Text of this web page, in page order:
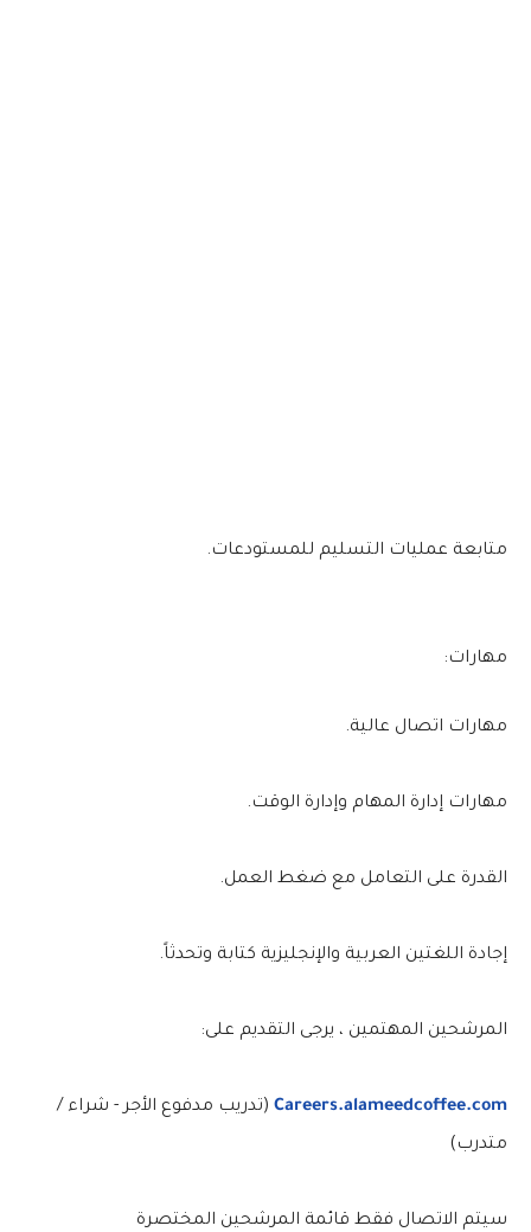
متابعة عمليات التسليم للمستودعات.
مهارات:
مهارات اتصال عالية.
مهارات إدارة المهام وإدارة الوقت.
القدرة على التعامل مع ضغط العمل.
إجادة اللغتين العربية والإنجليزية كتابة وتحدثاً.
المرشحين المهتمين ، يرجى التقديم على:
Careers.alameedcoffee.com (تدريب مدفوع الأجر - شراء /
متدرب)
سيتم الاتصال فقط قائمة المرشحين المختصرة